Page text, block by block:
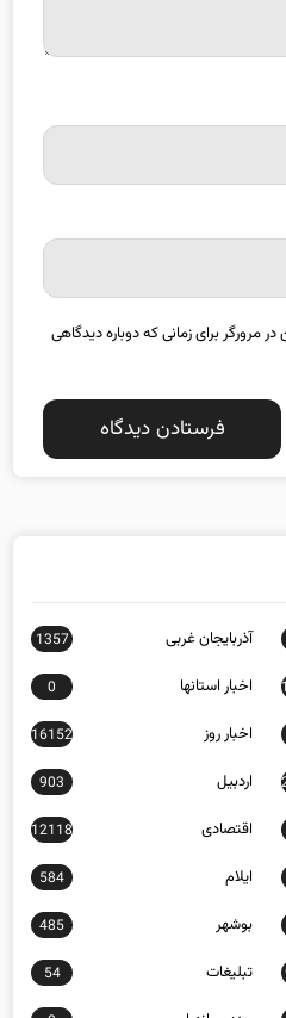
مرورگر برای زمانی که دوباره دیدگاهی
اخبار استانها 0
اخبار روز 16152
اردبیل 903
اقتصادی 12118
ایلام 584
بوشهر 485
تبلیغات 54
چند رسانه ای 0